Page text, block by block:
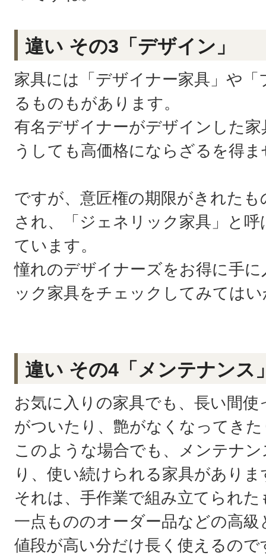
違い その3「デザイン」
家具には「デザイナー家具」や
るものもがあります。
有名デザイナーがデザインした
うしても高価格にならざるを得ま
ですが、意匠権の期限がきれた
され、「ジェネリック家具」と
ています。
憧れのデザイナーズをお得に手
ック家具をチェックしてみては
違い その4「メンテナンス
お気に入りの家具でも、長い間
がついたり、艶がなくなってき
このような場合でも、メンテナ
り、使い続けられる家具がありま
それは、手作業で組み立てられ
一点もののオーダー品などの高
値段が高い分だけ長く使えるので